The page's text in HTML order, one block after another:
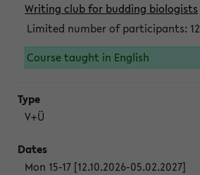
Writing club for budding biologists
Limited number of participants: 12
Course taught in English
V+Ü
Mon 15-17 [12.10.2026-05.02.2027]